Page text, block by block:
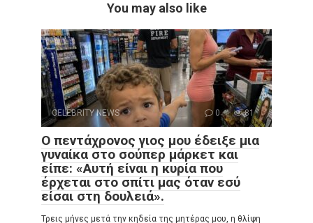
You may also like
CELEBRITY NEWS 0 81
Ο πεντάχρονος γιος μου έδειξε μια
γυναίκα στο σούπερ μάρκετ και
είπε: «Αυτή είναι η κυρία που
έρχεται στο σπίτι μας όταν εσύ
είσαι στη δουλειά».
Τρεις μήνες μετά την κηδεία της μητέρας μου, η θλίψη